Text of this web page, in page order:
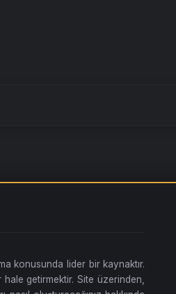
konusunda lider bir kaynaktır.
hale getirmektir. Site üzerinden,